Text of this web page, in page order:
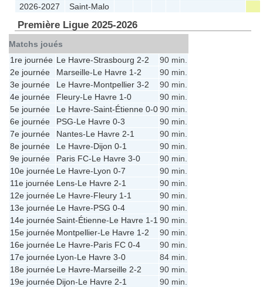
2026-2027
Saint-Malo
Première Ligue 2025-2026
Matchs joués
1re journée Le Havre-Strasbourg 2-2
90 min.
2e journée
Marseille-Le Havre 1-2
90 min.
3e journée
Le Havre-Montpellier 3-2
90 min.
4e journée
Fleury-Le Havre 1-0
90 min.
5e journée
Le Havre-Saint-Étienne 0-090 min.
6e journée
PSG-Le Havre 0-3
90 min.
7e journée
Nantes-Le Havre 2-1
90 min.
8e journée
Le Havre-Dijon 0-1
90 min.
9e journée
Paris FC-Le Havre 3-0
90 min.
10e journée Le Havre-Lyon 0-7
90 min.
11e journée Lens-Le Havre 2-1
90 min.
12e journée Le Havre-Fleury 1-1
90 min.
13e journée Le Havre-PSG 0-4
90 min.
14e journéeSaint-Étienne-Le Havre 1-1 90 min.
15e journée Montpellier-Le Havre 1-2
90 min.
16e journée Le Havre-Paris FC 0-4
90 min.
17e journée Lyon-Le Havre 3-0
84 min.
18e journée Le Havre-Marseille 2-2
90 min.
19e journée Dijon-Le Havre 2-1
90 min.